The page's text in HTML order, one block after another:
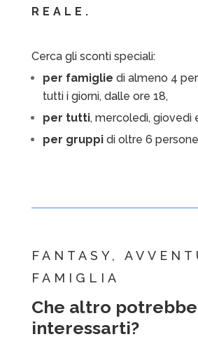
REALE.
Cerca gli sconti speciali:
per famiglie di almeno 4
tutti i giorni, dalle ore 18,
per tutti, mercoledì, giovedì
per gruppidi oltre 6
FANTASY,
FAMIGLIA
Che altro potrebbe
interessarti?